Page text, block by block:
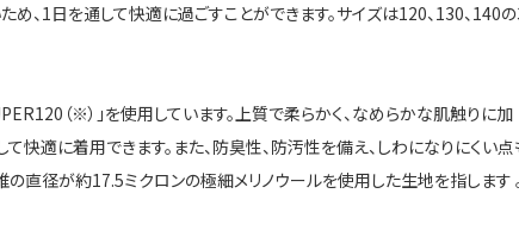
め、1日を通して快適に過ごすことができます。サイズは120、130、140の
（※）」を使用しています。上質で柔らかく、なめらかな肌触りに加
快適に着用できます。また、防臭性、防汚性を備え、しわになりにくい点
の直径が約17.5ミクロンの極細メリノウールを使用した生地を指します